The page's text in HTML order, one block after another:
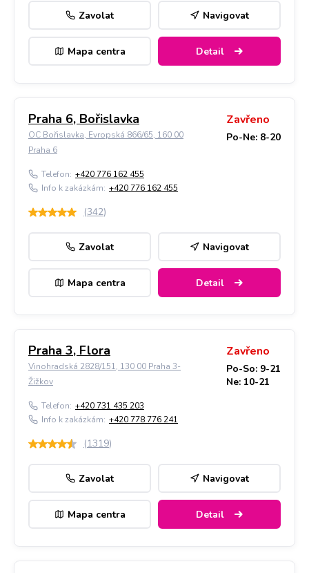
Zavolat Navigovat
Mapa centra Detail
Praha 6, Bořislavka
OC Bořislavka, Evropská 866/65, 160 00
Praha 6
Zavřeno
Po-Ne: 8-20
Telefon: +420 776 162 455
Info k zakázkám: +420 776 162 455
(342)
Zavolat Navigovat
Mapa centra Detail
Praha 3, Flora
Vinohradská 2828/151, 130 00 Praha 3-
Žižkov
Zavřeno
Po-So: 9-21
Ne: 10-21
Telefon: +420 731 435 203
Info k zakázkám: +420 778 776 241
(1319)
Zavolat Navigovat
Mapa centra Detail